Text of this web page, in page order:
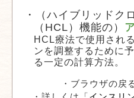
・（ハイブリッドク
（HCL）機能の）
HCL療法で使用され
ンを調整するために
る一定の計算方法。
・ブラウザの戻